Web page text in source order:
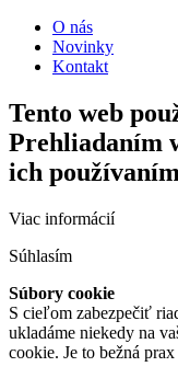
O nás
Novinky
Kontakt
Tento web
Prehliadaním
ich
Viac informácií
Súhlasím
Súbory cookie
S cieľom zabezpečiť
ukladáme niekedy na
cookie. Je to bežná